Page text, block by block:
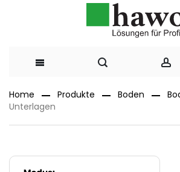
zum
Home Produkte Boden
Unterlagen